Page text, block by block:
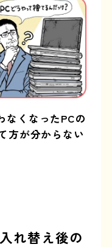
なくなったPCの
方が分からない
れ替え後の